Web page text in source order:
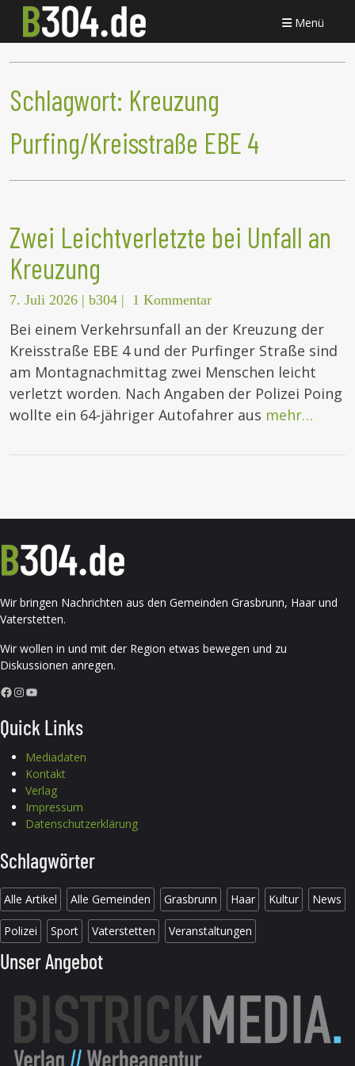
Menü
Schlagwort: Kreuzung
Purfing/Kreisstraße EBE 4
Zwei Leichtverletzte bei Unfall an
Kreuzung
7. Juli 2026 | b304 | 1 Kommentar
Bei einem Verkehrsunfall an der Kreuzung der
Kreisstraße EBE 4 und der Purfinger Straße sind
am Montagnachmittag zwei Menschen leicht
verletzt worden. Nach Angaben der Polizei Poing
wollte ein 64-jähriger Autofahrer aus mehr…
Wir bringen Nachrichten aus den Gemeinden Grasbrunn, Haar und
Vaterstetten.
Wir wollen in und mit der Region etwas bewegen und zu
Diskussionen anregen.
Facebook InstagramYouTube
Quick Links
Mediadaten
Kontakt
Verlag
Impressum
Datenschutzerklärung
Schlagwörter
Alle Artikel Alle Gemeinden Grasbrunn Haar Kultur News
Polizei Sport Vaterstetten Veranstaltungen
Unser Angebot